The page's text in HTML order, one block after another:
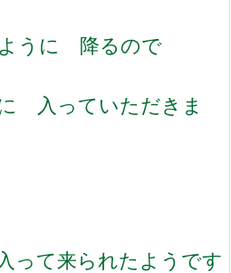
うに 降るので
入っていただきま
って来られたようです